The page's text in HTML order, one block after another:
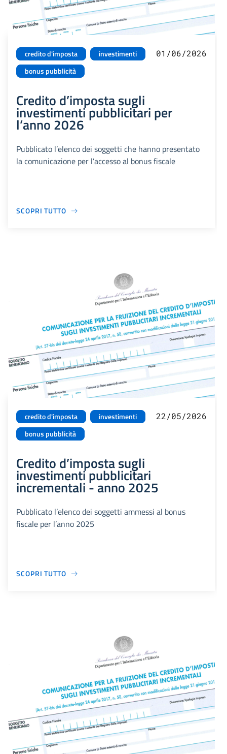
credito d'imposta
investimenti
bonus pubblicità
01/06/2026
Credito d’imposta sugli
investimenti pubblicitari per
l’anno 2026
Pubblicato l’elenco dei soggetti che hanno presentato
la comunicazione per l’accesso al bonus fiscale
SCOPRI TUTTO
credito d'imposta
investimenti
bonus pubblicità
22/05/2026
Credito d’imposta sugli
investimenti pubblicitari
incrementali - anno 2025
Pubblicato l’elenco dei soggetti ammessi al bonus
fiscale per l’anno 2025
SCOPRI TUTTO